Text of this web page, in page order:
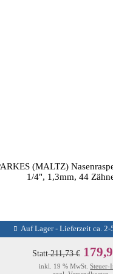
(MALTZ)
1/4", 1,3mm, 44
Auf Lager - Lieferzeit ca. 2-
Statt211,73 €
inkl. 19 % MwSt.Steuer-